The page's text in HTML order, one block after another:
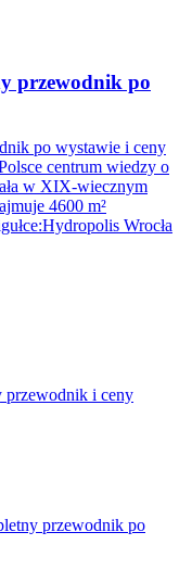
przewodnik po
po wystawie i ceny
centrum wiedzy o
w XIX-wiecznym
4600 m²
Wrocła
przewodnik i ceny
przewodnik po